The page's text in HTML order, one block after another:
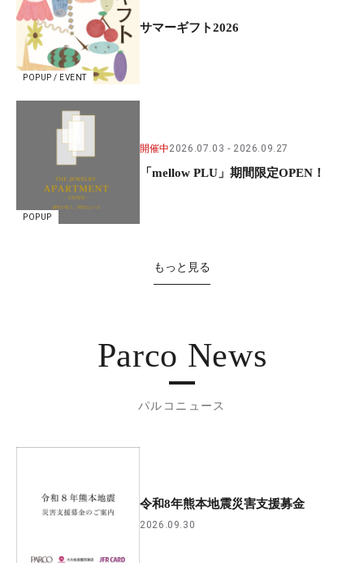
POPUP / EVENT
サマーギフト2026
POPUP
開催中2026.07.03 2026.09.27
「mellow PLU」期間限定OPEN！
もっと見る
Parco News
パルコニュース
令和8年熊本地震災害支援募金
2026.09.30